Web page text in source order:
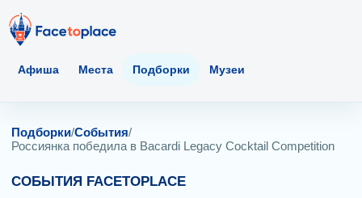
Афиша Места Подборки Музеи
Подборки/События/
Россиянка победила в Bacardi Legacy Cocktail Competition
СОБЫТИЯ FACETOPLACE